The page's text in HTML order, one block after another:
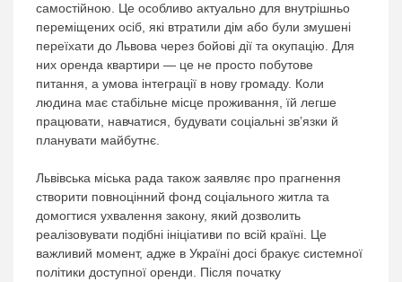
самостійною. Це особливо актуально для внутрішньо
переміщених осіб, які втратили дім або були змушені
переїхати до Львова через бойові дії та окупацію. Для
них оренда квартири — це не просто побутове
питання, а умова інтеграції в нову громаду. Коли
людина має стабільне місце проживання, їй легше
працювати, навчатися, будувати соціальні зв’язки й
планувати майбутнє.
Львівська міська рада також заявляє про прагнення
створити повноцінний фонд соціального житла та
домогтися ухвалення закону, який дозволить
реалізовувати подібні ініціативи по всій країні. Це
важливий момент, адже в Україні досі бракує системної
політики доступної оренди. Після початку